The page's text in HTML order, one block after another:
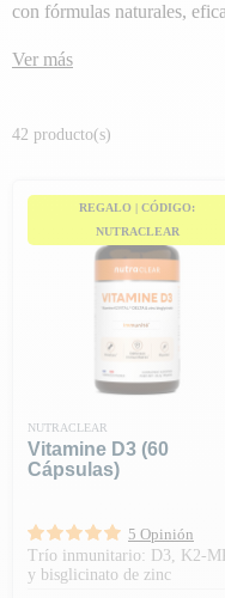
con fórmulas naturales,
precisas y un compromiso
Ver más
42 producto(s)
REGALO | CÓDIGO:
NUTRACLEAR
NUTRACLEAR
Vitamine D3 (60
Cápsulas)
5 Opinión
Trío inmunitario: D3, K2-
y bisglicinato de zinc